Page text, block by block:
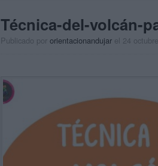
Técnica-del-volcán-
Publicado por orientacionandujar el 24